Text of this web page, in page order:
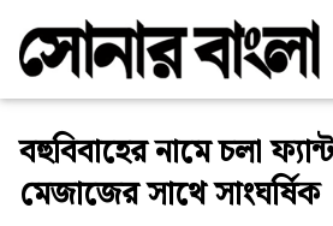
বহুবিবাহের নামে চলা
মেজাজের সাথে সাংঘর্ষিক